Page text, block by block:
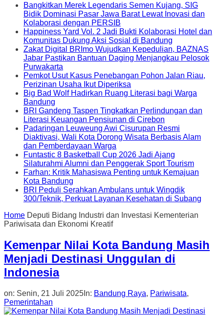
Bangkitkan Merek Legendaris Semen Kujang, SIG
Bidik Dominasi Pasar Jawa Barat Lewat Inovasi dan
Kolaborasi dengan PERSIB
Happiness Yard Vol. 2 Jadi Bukti Kolaborasi Hotel dan
Komunitas Dukung Aksi Sosial di Bandung
Zakat Digital BRImo Wujudkan Kepedulian, BAZNAS
Jabar Pastikan Bantuan Daging Menjangkau Pelosok
Purwakarta
Pemkot Usut Kasus Penebangan Pohon Jalan Riau,
Perizinan Usaha Ikut Diperiksa
Big Bad Wolf Hadirkan Ruang Literasi bagi Warga
Bandung
BRI Gandeng Taspen Tingkatkan Perlindungan dan
Literasi Keuangan Pensiunan di Cirebon
Padaringan Leuweung Awi Cisurupan Resmi
Diaktivasi, Wali Kota Dorong Wisata Berbasis Alam
dan Pemberdayaan Warga
Funtastic 8 Basketball Cup 2026 Jadi Ajang
Silaturahmi Alumni dan Penggerak Sport Tourism
Farhan: Kritik Mahasiswa Penting untuk Kemajuan
Kota Bandung
BRI Peduli Serahkan Ambulans untuk Wingdik
300/Teknik, Perkuat Layanan Kesehatan di Subang
Home Deputi Bidang Industri dan Investasi Kementerian
Pariwisata dan Ekonomi Kreatif
Kemenpar Nilai Kota Bandung Masih
Menjadi Destinasi Unggulan di
Indonesia
on: Senin, 21 Juli 2025 In: Bandung Raya, Pariwisata,
Pemerintahan